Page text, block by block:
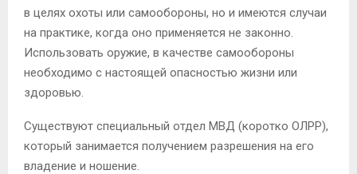
в целях охоты или самообороны, но и имеются случаи
на практике, когда оно применяется не законно.
Использовать оружие, в качестве самообороны
необходимо с настоящей опасностью жизни или
здоровью.
Существуют специальный отдел МВД (коротко ОЛРР),
который занимается получением разрешения на его
владение и ношение.